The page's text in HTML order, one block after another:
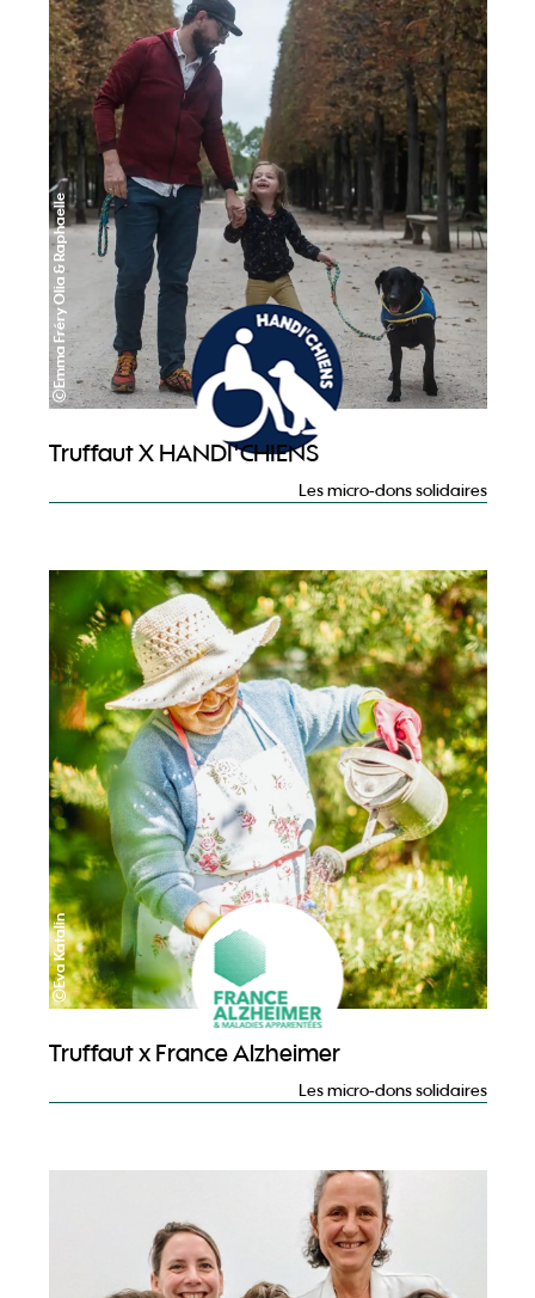
©Emma Fréry Olia & Raphaelle
Truffaut X HANDI'CHIENS
Les micro-dons solidaires
©Eva Katalin
Truffaut x France Alzheimer
Les micro-dons solidaires